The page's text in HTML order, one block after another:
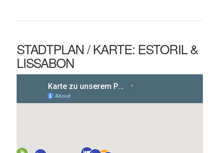
STADTPLAN / KARTE: ESTORIL &
LISSABON